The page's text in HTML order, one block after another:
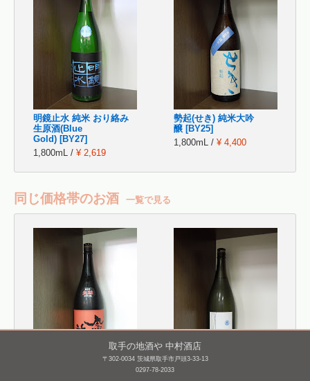
明鏡止水 純米 おり絡み
生原酒(Blue
Gold) [BY27]
1,800mL / ¥ 2,619
勢起(せき) 純米大吟
醸 [BY25]
1,800mL / ¥ 4,400
同じ価格帯のお酒 一覧で見る
若波 純米大吟醸 [BY26]
取手の地酒や 中村酒店
〒302-0034 茨城県取手市戸頭3-33-13
0297-78-2033